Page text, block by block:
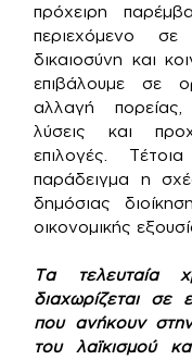
πρόχειρη
περιεχόμενο
δικαιοσύνη και
επιβάλουμε σε
αλλαγή πορείας,
λύσεις και
επιλογές.
παράδειγμα η
δημόσιας
οικονομικής
Τα τελευταία
διαχωρίζεται σε
που ανήκουν
του λαϊκισμού